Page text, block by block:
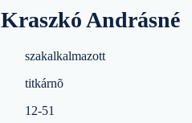
Kraszkó Andrásné
szakalkalmazott
titkárnõ
12-51